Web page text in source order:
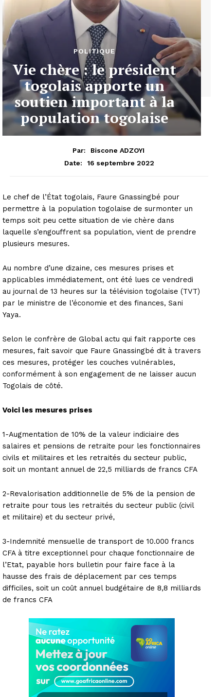
POLITIQUE
Vie chère : le président
togolais apporte un
soutien important à la
population togolaise
Par:
Biscone ADZOYI
Date:
16 septembre 2022
Le chef de l’État togolais, Faure Gnassingbé pour
permettre à la population togolaise de surmonter un
temps soit peu cette situation de vie chère dans
laquelle s’engouffrent sa population, vient de prendre
plusieurs mesures.
Au nombre d’une dizaine, ces mesures prises et
applicables immédiatement, ont été lues ce vendredi
au journal de 13 heures sur la télévision togolaise (TVT)
par le ministre de l’économie et des finances, Sani
Yaya.
Selon le confrère de Global actu qui fait rapporte ces
mesures, fait savoir que Faure Gnassingbé dit à travers
ces mesures, protéger les couches vulnérables,
conformément à son engagement de ne laisser aucun
Togolais de côté.
Voici les mesures prises
1-Augmentation de 10% de la valeur indiciaire des
salaires et pensions de retraite pour les fonctionnaires
civils et militaires et les retraités du secteur public,
soit un montant annuel de 22,5 milliards de francs CFA
2-Revalorisation additionnelle de 5% de la pension de
retraite pour tous les retraités du secteur public (civil
et militaire) et du secteur privé,
3-Indemnité mensuelle de transport de 10.000 francs
CFA à titre exceptionnel pour chaque fonctionnaire de
l’Etat, payable hors bulletin pour faire face à la
hausse des frais de déplacement par ces temps
difficiles, soit un coût annuel budgétaire de 8,8 milliards
de francs CFA